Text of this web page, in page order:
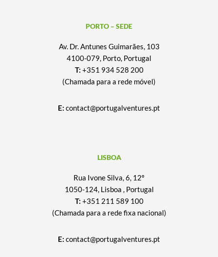
PORTO – SEDE
Av. Dr. Antunes Guimarães, 103
4100-079, Porto, Portugal
T: +351 934 528 200
(Chamada para a rede móvel)
E: contact@portugalventures.pt
LISBOA
Rua Ivone Silva, 6, 12º
1050-124, Lisboa , Portugal
T: +351 211 589 100
(Chamada para a rede fixa nacional)
E: contact@portugalventures.pt